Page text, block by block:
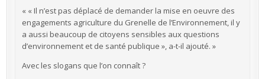
« « Il n’est pas déplacé de demander la mise en oeuvre des
engagements agriculture du Grenelle de l’Environnement, il y
a aussi beaucoup de citoyens sensibles aux questions
d’environnement et de santé publique », a-t-il ajouté. »
Avec les slogans que l’on connaît ?